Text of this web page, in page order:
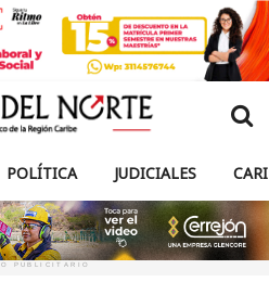
POLÍTICA JUDICIALES
PUBLICITARIO